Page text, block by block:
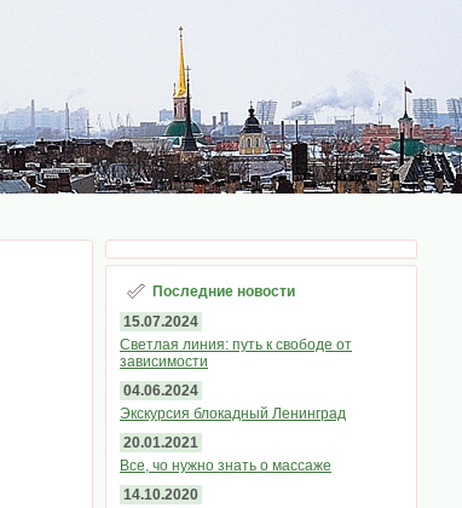
Последние новости
15.07.2024
Светлая линия: путь к свободе от
зависимости
04.06.2024
Экскурсия блокадный Ленинград
20.01.2021
Все, чо нужно знать о массаже
14.10.2020